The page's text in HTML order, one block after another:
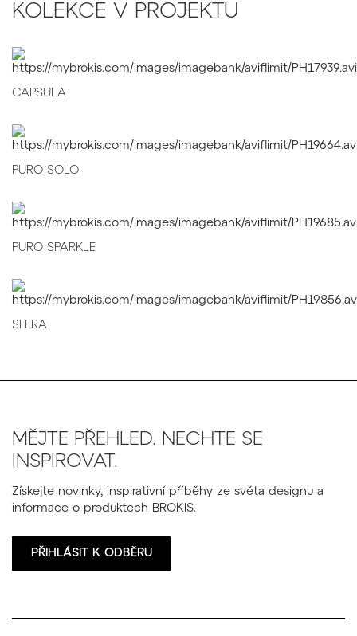
KOLEKCE V PROJEKTU
CAPSULA
PURO SOLO
PURO SPARKLE
SFERA
MĚJTE PŘEHLED. NECHTE SE
INSPIROVAT.
Získejte novinky, inspirativní příběhy ze světa designu a
informace o produktech BROKIS.
PŘIHLÁSIT K ODBĚRU